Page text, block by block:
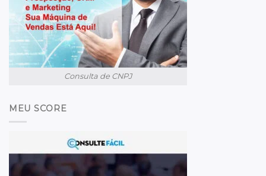
Consulta de CNPJ
MEU SCORE